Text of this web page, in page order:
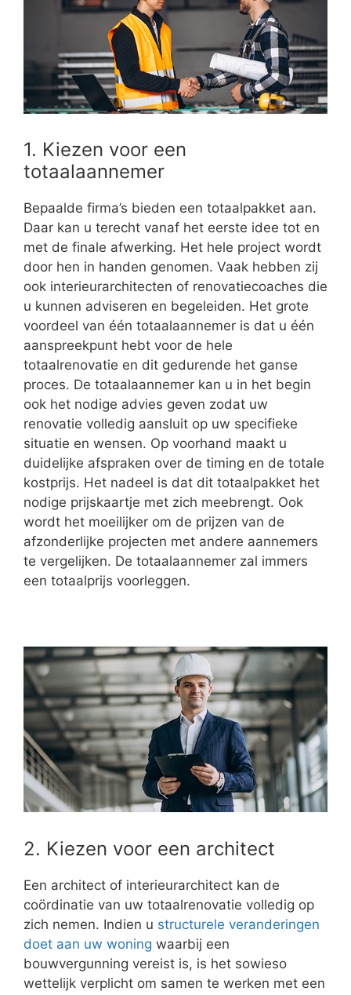
1. Kiezen voor een
totaalaannemer
Bepaalde firma’s bieden een totaalpakket aan.
Daar kan u terecht vanaf het eerste idee tot en
met de finale afwerking. Het hele project wordt
door hen in handen genomen. Vaak hebben zij
ook interieurarchitecten of renovatiecoaches die
u kunnen adviseren en begeleiden. Het grote
voordeel van één totaalaannemer is dat u één
aanspreekpunt hebt voor de hele
totaalrenovatie en dit gedurende het ganse
proces. De totaalaannemer kan u in het begin
ook het nodige advies geven zodat uw
renovatie volledig aansluit op uw specifieke
situatie en wensen. Op voorhand maakt u
duidelijke afspraken over de timing en de totale
kostprijs. Het nadeel is dat dit totaalpakket het
nodige prijskaartje met zich meebrengt. Ook
wordt het moeilijker om de prijzen van de
afzonderlijke projecten met andere aannemers
te vergelijken. De totaalaannemer zal immers
een totaalprijs voorleggen.
2. Kiezen voor een architect
Een architect of interieurarchitect kan de
coördinatie van uw totaalrenovatie volledig op
zich nemen. Indien u structurele veranderingen
doet aan uw woning waarbij een
bouwvergunning vereist is, is het sowieso
wettelijk verplicht om samen te werken met een